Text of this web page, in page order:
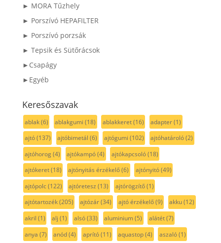
► MORA Tűzhely
► Porszívó HEPAFILTER
► Porszívó porzsák
► Tepsik és Sütőrácsok
►Csapágy
►Egyéb
Keresőszavak
ablak(6) ablakgumi (18) ablakkeret(16) adapter(1)
ajtó(137) ajtóbimetál (6) ajtógumi (102) ajtóhatároló(2)
ajtóhorog(4) ajtókampó(4) ajtókapcsoló(18)
ajtókeret(18) ajtónyitás érzékelő(6) ajtónyitó(49)
ajtópolc(122) ajtóretesz (13) ajtórögzítő(1)
ajtótartozék(205) ajtózár(34) ajtó érzékelő(9) akku(12)
akril (1) alj (1) alsó(33) aluminium(5) alátét(7)
anya (7) anód(4) aprító(11) aquastop(4) aszaló(1)